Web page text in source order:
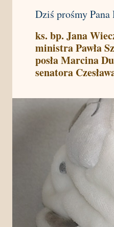
Dziś prośmy Pana
ks. bp. Jana
ministra Pawła
posła Marcina
senatora